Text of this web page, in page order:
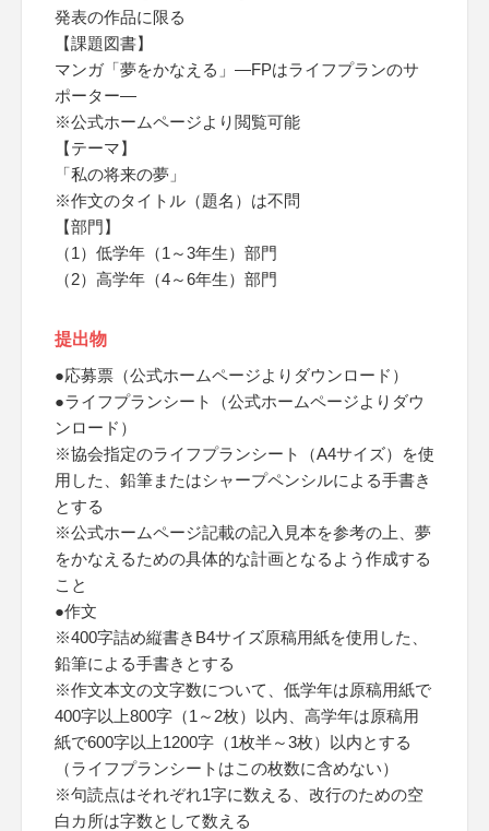
発表の作品に限る
【課題図書】
マンガ「夢をかなえる」―FPはライフプランのサ
ポーター―
※公式ホームページより閲覧可能
【テーマ】
「私の将来の夢」
※作文のタイトル（題名）は不問
【部門】
（1）低学年（1～3年生）部門
（2）高学年（4～6年生）部門
提出物
●応募票（公式ホームページよりダウンロード）
●ライフプランシート（公式ホームページよりダウ
ンロード）
※協会指定のライフプランシート（A4サイズ）を使
用した、鉛筆またはシャープペンシルによる手書き
とする
※公式ホームページ記載の記入見本を参考の上、夢
をかなえるための具体的な計画となるよう作成する
こと
●作文
※400字詰め縦書きB4サイズ原稿用紙を使用した、
鉛筆による手書きとする
※作文本文の文字数について、低学年は原稿用紙で
400字以上800字（1～2枚）以内、高学年は原稿用
紙で600字以上1200字（1枚半～3枚）以内とする
（ライフプランシートはこの枚数に含めない）
※句読点はそれぞれ1字に数える、改行のための空
白カ所は字数として数える